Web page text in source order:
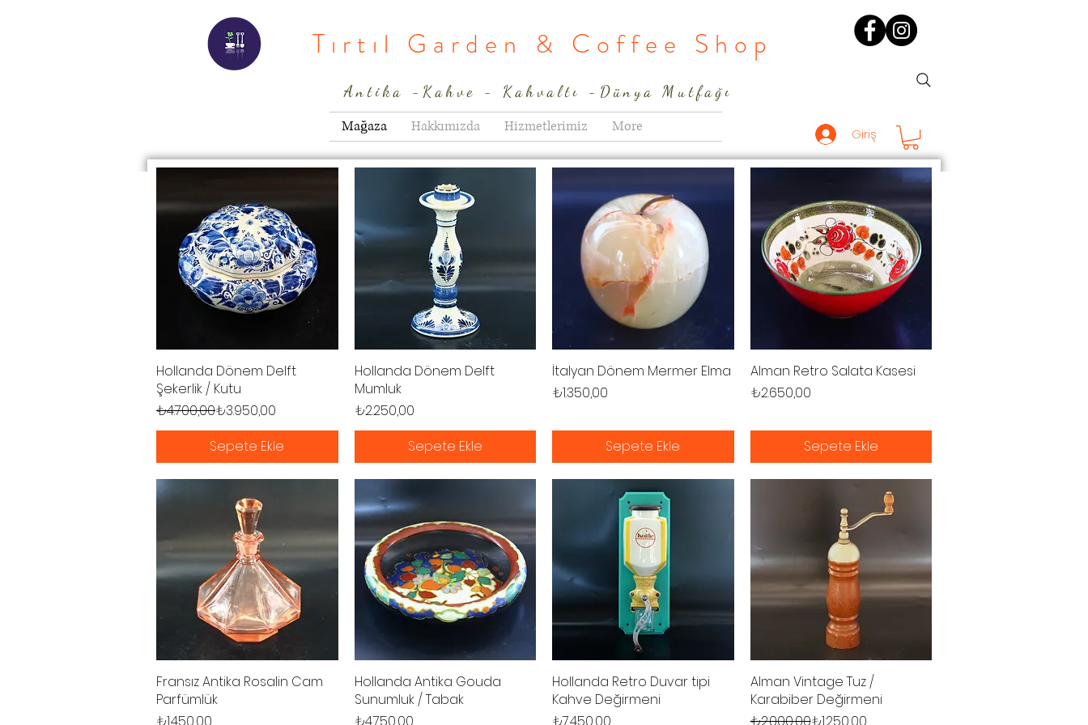
Tırtıl Garden & Coffee Shop
Antika -Kahve - Kahvaltı -Dünya Mutfağı
Mağaza
Hakkımızda Hizmetlerimiz More Giriş
Hızlı Bakış
Hollanda Dönem Delft
Şekerlik / Kutu
Normal Fiyat
₺4.700,00
İndirimli Fiyat₺3.950,00
Sepete Ekle
Hızlı Bakış
Hollanda Dönem Delft
Mumluk
Fiyat
₺2.250,00
Sepete Ekle
Hızlı Bakış
İtalyan Dönem Mermer Elma
Fiyat
₺1.350,00
Sepete Ekle
Hızlı Bakış
Alman Retro Salata Kasesi
Fiyat
₺2.650,00
Sepete Ekle
Hızlı Bakış
Fransız Antika Rosalin Cam
Parfümlük
Fiyat
Hızlı Bakış
Hollanda Antika Gouda
Sunumluk / Tabak
Fiyat
Hızlı Bakış
Hollanda Retro Duvar tipi
Kahve Değirmeni
Fiyat
Hızlı Bakış
Alman Vintage Tuz /
Karabiber Değirmeni
Normal Fiyat
İndirimli Fiyat